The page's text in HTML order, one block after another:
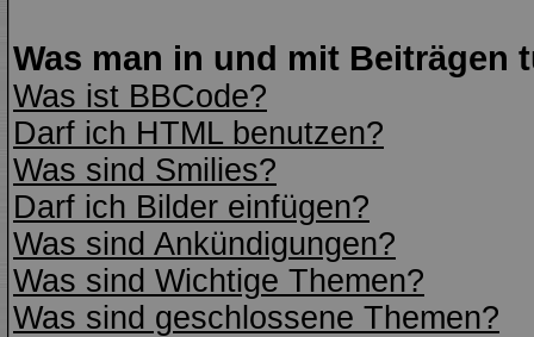
Was man in und mit Beiträgen
Was ist BBCode?
Darf ich HTML benutzen?
Was sind Smilies?
Darf ich Bilder einfügen?
Was sind Ankündigungen?
Was sind Wichtige Themen?
Was sind geschlossene Themen?